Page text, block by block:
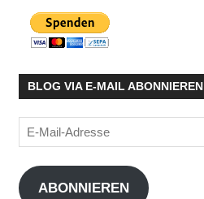
BLOG VIA E-MAIL ABONNIEREN
E-
Mail-
Adresse
ABONNIEREN